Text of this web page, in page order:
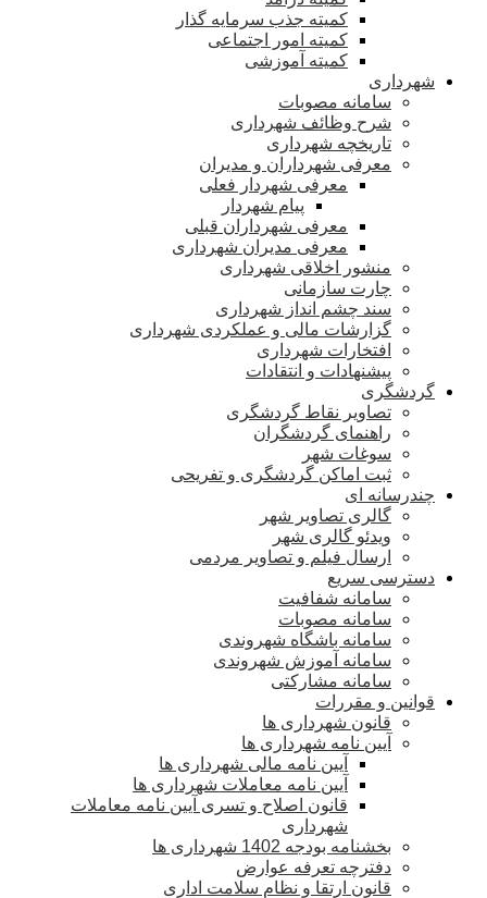
کمیته جذب سرمایه گذار
کمیته امور اجتماعی
کمیته آموزشی
شهرداری
سامانه مصوبات
شرح وظائف شهرداری
تاریخچه شهرداری
معرفی شهرداران و مدیران
معرفی شهردار فعلی
پیام شهردار
معرفی شهرداران قبلی
معرفی مدیران شهرداری
منشور اخلاقی شهرداری
چارت سازمانی
سند چشم انداز شهرداری
گزارشات مالی و عملکردی شهرداری
افتخارات شهرداری
پیشنهادات و انتقادات
گردشگری
تصاویر نقاط گردشگری
راهنمای گردشگران
سوغات شهر
ثبت اماکن گردشگری و تفریحی
چندرسانه ای
گالری تصاویر شهر
ویدئو گالری شهر
ارسال فیلم و تصاویر مردمی
دسترسی سریع
سامانه شفافیت
سامانه مصوبات
سامانه باشگاه شهروندی
سامانه آموزش شهروندی
سامانه مشارکتی
قوانین و مقررات
قانون شهرداری ها
آیین نامه شهرداری ها
آیین نامه مالی شهرداری ها
آیین نامه معاملات شهرداری ها
قانون اصلاح و تسری آیین نامه معاملات
شهرداری
بخشنامه بودجه 1402 شهرداری ها
دفترچه تعرفه عوارض
قانون ارتقا و نظام سلامت اداری